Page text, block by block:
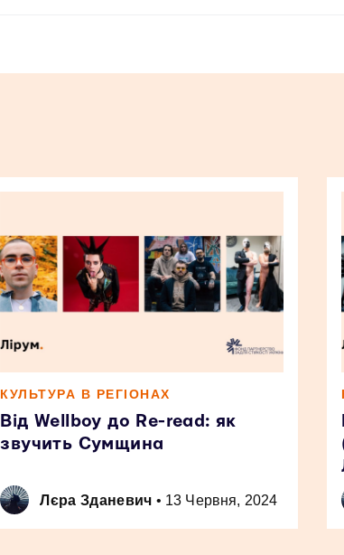
КУЛЬТУРА В РЕГІОНАХ
Від Wellboy до Re-read: як
звучить Сумщина
Лєра Зданевич • 13 Червня, 2024